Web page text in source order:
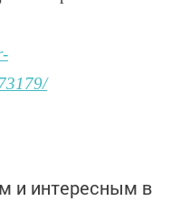
и интересным в